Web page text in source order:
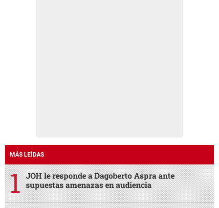
MÁS LEÍDAS
JOH le responde a Dagoberto Aspra ante
supuestas amenazas en audiencia